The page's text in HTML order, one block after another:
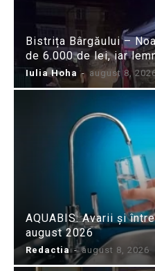
Bistrița Bârgăului –
de 6.000 de lei, iar
Iulia Hoha - august 8,
AQUABIS: Avarii și
august 2026
Redactia - august 8, 2026